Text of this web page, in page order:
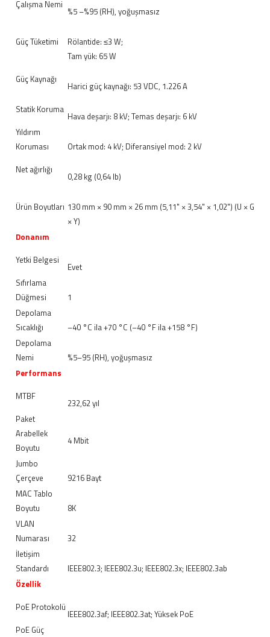
Çalışma Nemi
%5 –%95 (RH), yoğuşmasız
Güç Tüketimi
Rölantide: ≤3 W;
Tam yük: 65 W
Güç Kaynağı
Harici güç kaynağı: 53 VDC, 1.226 A
Statik Koruma
Hava deşarjı: 8 kV; Temas deşarjı: 6 kV
Yıldırım
Koruması
Ortak mod: 4 kV; Diferansiyel mod: 2 kV
Net ağırlığı
0,28 kg (0,64 lb)
Ürün Boyutları 130 mm × 90 mm × 26 mm (5,11" × 3,54" × 1,02") (U × G
× Y)
Donanım
Yetki Belgesi
Evet
Sıfırlama
Düğmesi
1
Depolama
Sıcaklığı
–40 °C ila +70 °C (–40 °F ila +158 °F)
Depolama
Nemi
%5–95 (RH), yoğuşmasız
Performans
MTBF
232,62 yıl
Paket
Arabellek
Boyutu
4 Mbit
Jumbo
Çerçeve
9216 Bayt
MAC Tablo
Boyutu
8K
VLAN
Numarası
32
İletişim
Standardı
IEEE802.3; IEEE802.3u; IEEE802.3x; IEEE802.3ab
Özellik
PoE Protokolü
IEEE802.3af; IEEE802.3at; Yüksek PoE
PoE Güç